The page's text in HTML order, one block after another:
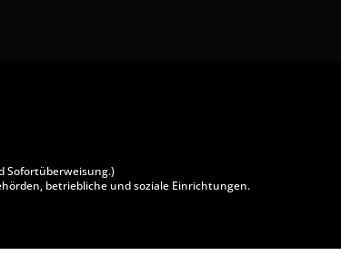
Sofortüberweisung.)
betriebliche und soziale Einrichtungen.